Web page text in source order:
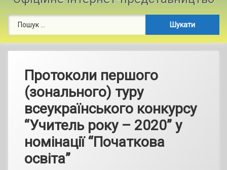
Протоколи першого
(зонального) туру
всеукраїнського конкурсу
“Учитель року – 2020” у
номінації “Початкова
освіта”